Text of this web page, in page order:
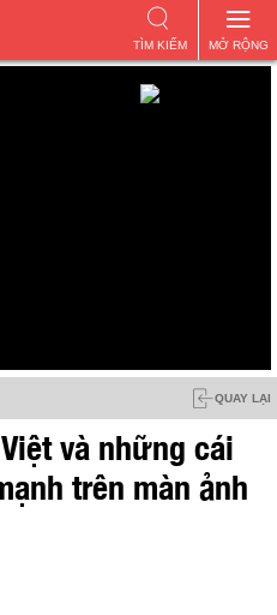
MỞ RỘNG
TÌM KIẾM
QUAY LẠI
và những cái
trên màn ảnh